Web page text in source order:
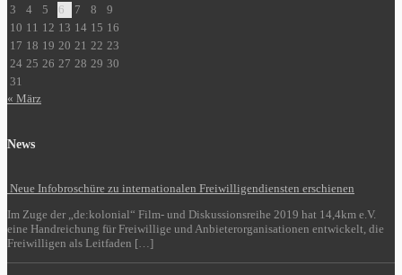
3
4 5 6 7 8
9
10 11 12 13 14 15 16
17 18 19 20 21 22 23
24 25 26 27 28 29 30
31
« März
News
Neue Infobroschüre zu internationalen Freiwilligendiensten erschienen
Im Zuge der „de:kolonial“ Film- und Diskussionsreihe 2019 hat 14,4km e.V.
eine Handreichung für Freiwillige und Anbieterorganisationen entwickelt, die
Freiwilligen als Leitfaden […]